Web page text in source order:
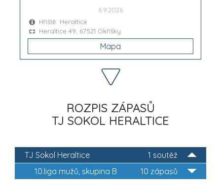
6.9.2026
Hřiště: Heraltice
Heraltice 49, 67521 Okříšky
Mapa
ROZPIS ZÁPASŮ
TJ SOKOL HERALTICE
1 soutěž
TJ Sokol Heraltice
10 zápasů
10.liga mužů, skupina B